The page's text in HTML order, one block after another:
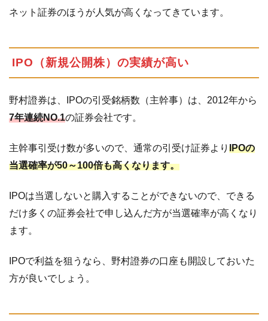
手
3 野
村
証
の
事
ま
め
ネット証券のほうが人気が高くなってきています。
IPO（新規公開株）の実績が高い
野村證券は、IPOの引受銘柄数（主幹事）は、2012年から
7年連続NO.1の証券会社です。
主幹事引受け数が多いので、通常の引受け証券より IPOの
当選確率が50～100倍も高くなります。
IPOは当選しないと購入することができないので、できる
だけ多くの証券会社で申し込んだ方が当選確率が高くなり
ます。
IPOで利益を狙うなら、野村證券の口座も開設しておいた
方が良いでしょう。